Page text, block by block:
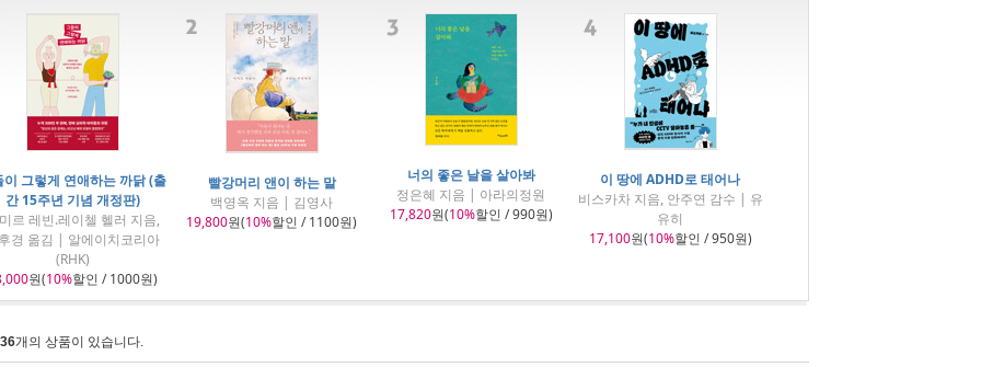
이 그렇게 연애하는 까닭 (출
간 15주년 기념 개정판)
르 레빈.레이첼 헬러 지음,
경 옮김 | 알에이치코리아
(RHK)
원(10%할인 / 1000원)
빨강머리 앤이 하는 말
백영옥 지음 | 김영사
19,800원(10%할인 / 1100원)
너의 좋은 날을 살아봐
정은혜 지음 | 아라의정원
17,820원(10%할인 / 990원)
이 땅에 ADHD로 태어나
비스카차 지음, 안주연 감수 | 유
유히
17,100원(10%할인 / 950원)
개의 상품이 있습니다.